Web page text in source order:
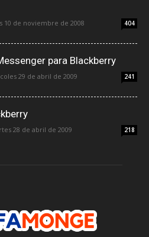
10 de noviembre de 2008 404
para Blackberry
29 de abril de 2009 241
28 de abril de 2009 218